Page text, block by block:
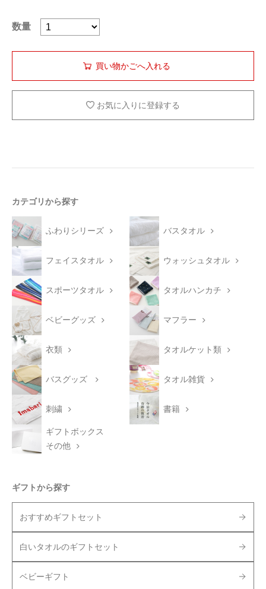
数量
お気に入りに登録する
カテゴリから探す
ふわりシリーズ バスタオル
フェイスタオル ウォッシュタオル
スポーツタオル タオルハンカチ
ベビーグッズ マフラー
衣類 タオルケット類
バスグッズ タオル雑貨
刺繍 書籍
ギフトボックス
その他
ギフトから探す
おすすめギフトセット
白いタオルのギフトセット
ベビーギフト